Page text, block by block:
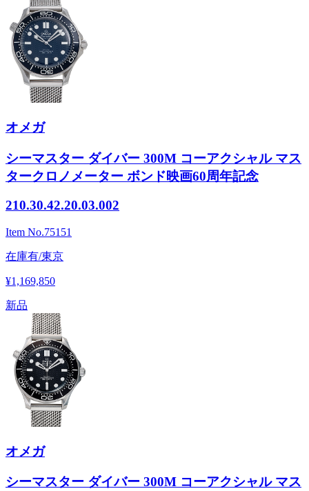
オメガ
シーマスター ダイバー 300M コーアクシャル マス
タークロノメーター ボンド映画60周年記念
210.30.42.20.03.002
Item No.75151
在庫有/東京
¥1,169,850
新品
オメガ
シーマスター ダイバー 300M コーアクシャル マス